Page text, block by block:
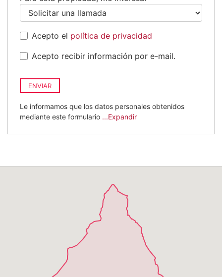
Acepto el política de privacidad
Acepto recibir información por e-mail.
ENVIAR
Le informamos que los datos personales obtenidos
mediante este formulario ...Expandir